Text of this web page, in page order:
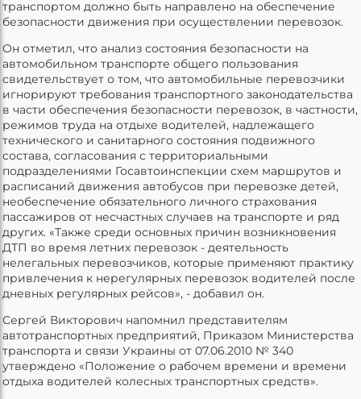
транспортом должно быть направлено на обеспечение
безопасности движения при осуществлении перевозок.
Он отметил, что анализ состояния безопасности на
автомобильном транспорте общего пользования
свидетельствует о том, что автомобильные перевозчики
игнорируют требования транспортного законодательства
в части обеспечения безопасности перевозок, в частности,
режимов труда на отдыхе водителей, надлежащего
технического и санитарного состояния подвижного
состава, согласования с территориальными
подразделениями Госавтоинспекции схем маршрутов и
расписаний движения автобусов при перевозке детей,
необеспечение обязательного личного страхования
пассажиров от несчастных случаев на транспорте и ряд
других. «Также среди основных причин возникновения
ДТП во время летних перевозок - деятельность
нелегальных перевозчиков, которые применяют практику
привлечения к нерегулярных перевозок водителей после
дневных регулярных рейсов», - добавил он.
Сергей Викторович напомнил представителям
автотранспортных предприятий, Приказом Министерства
транспорта и связи Украины от 07.06.2010 № 340
утверждено «Положение о рабочем времени и времени
отдыха водителей колесных транспортных средств».